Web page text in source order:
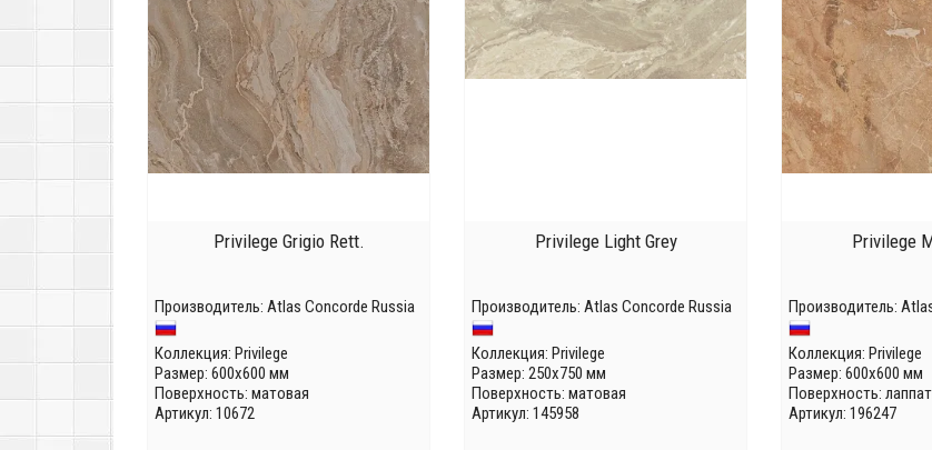
Privilege Grigio Rett.
Производитель: Atlas Concorde Russia
Коллекция: Privilege
Размер: 600x600 мм
Поверхность: матовая
Артикул: 10672
Privilege Light Grey
Производитель: Atlas Concorde Russia
Коллекция: Privilege
Размер: 250x750 мм
Поверхность: матовая
Артикул: 145958
Privilege
Производитель:
Коллекция: Privilege
Размер: 600x600 мм
Поверхность:
Артикул: 196247